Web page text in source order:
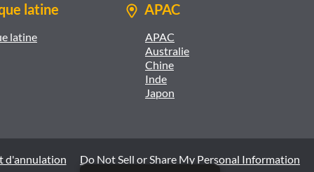
latine
latine
APAC
APAC
Australie
Chine
Inde
Japon
d'annulation Do Not Sell or Share My Personal Information